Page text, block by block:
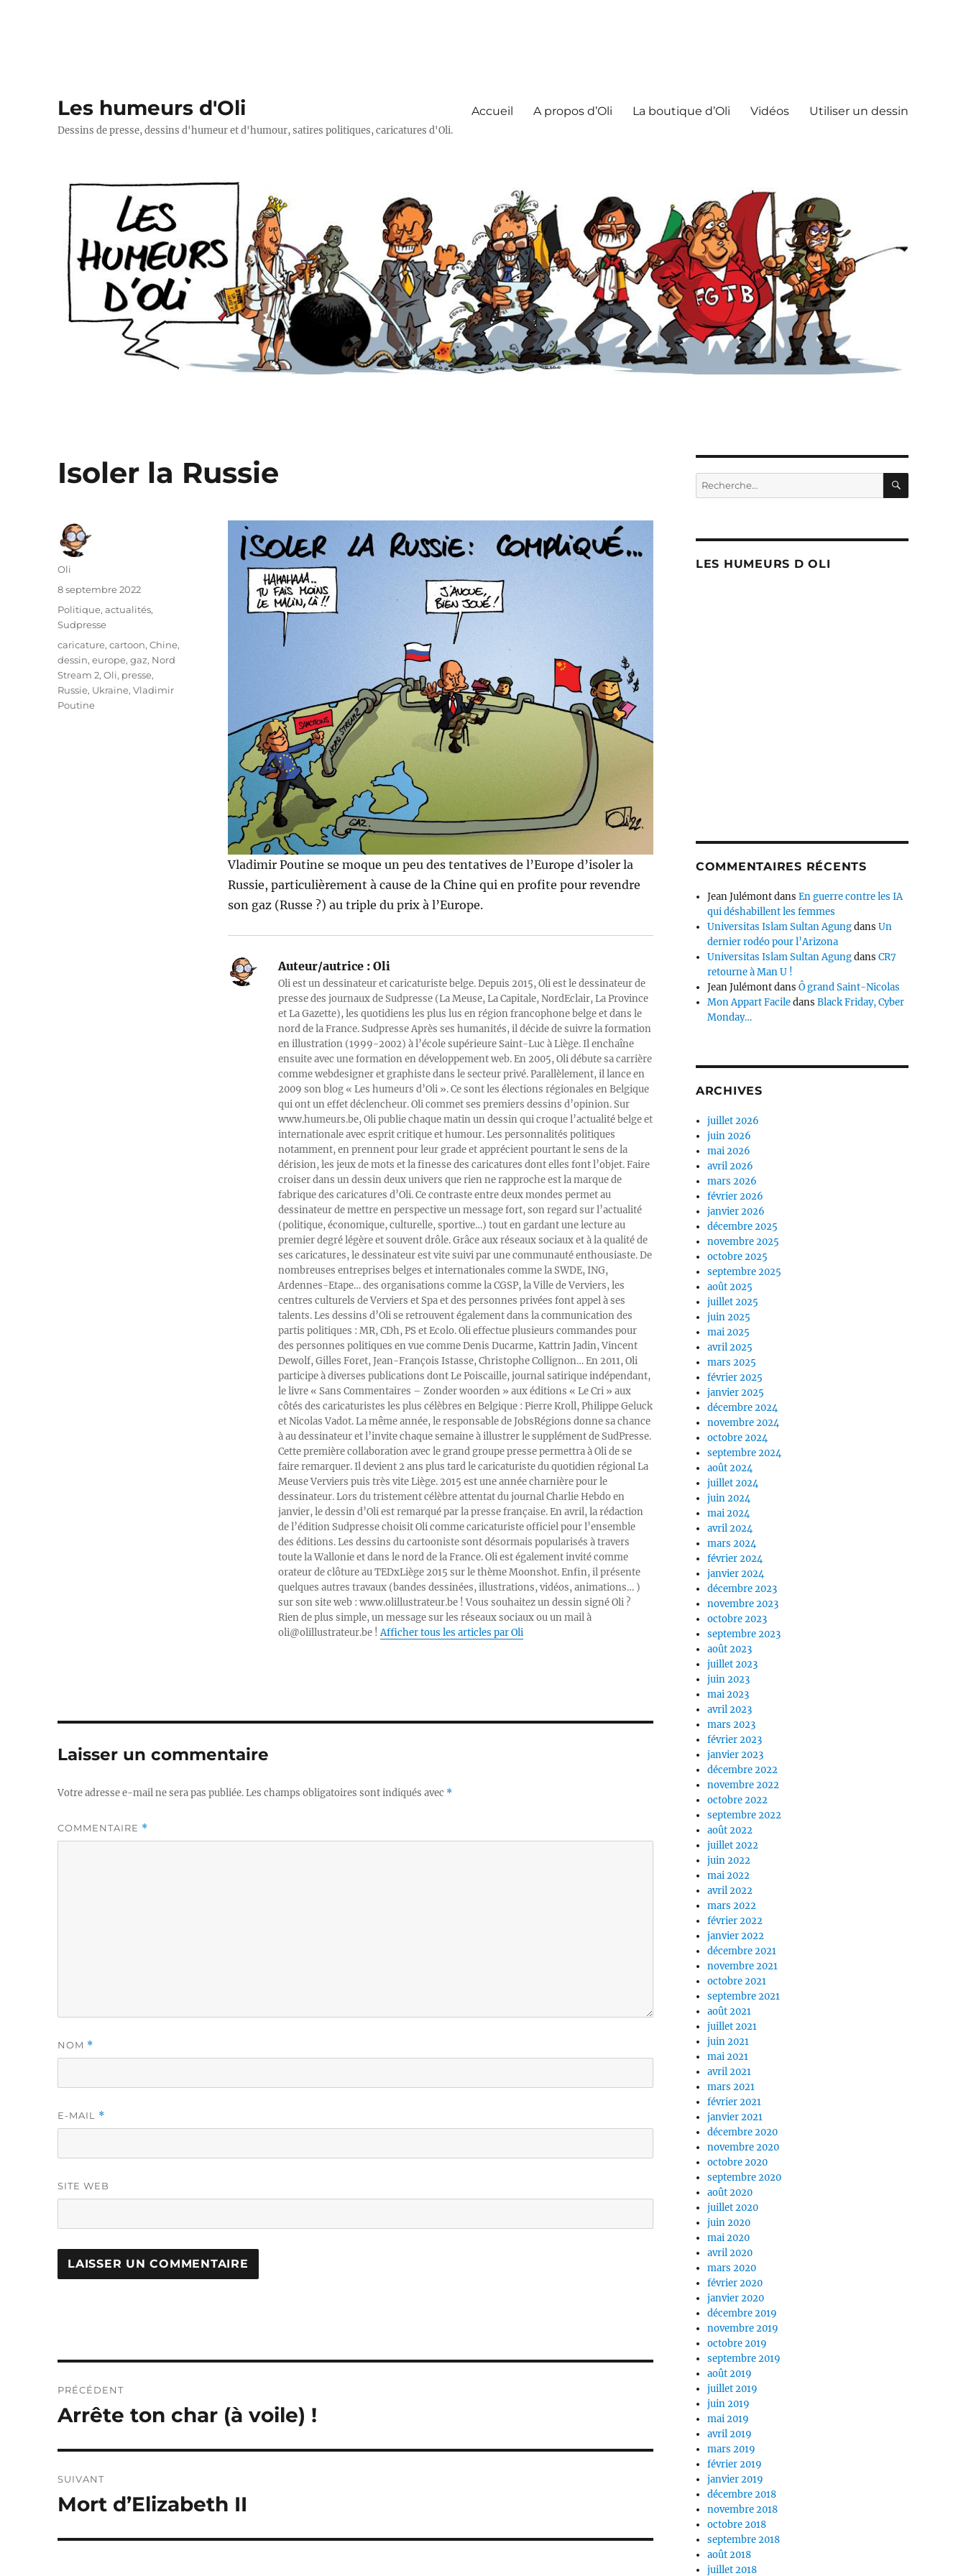
Les humeurs d'Oli
Dessins de presse, dessins d'humeur et d'humour, satires politiques, caricatures d'Oli.
Accueil A propos d’Oli La boutique d’Oli Vidéos Utiliser un dessin
Isoler la Russie
Vladimir Poutine se moque un peu des tentatives de l’Europe d’isoler la
Russie, particulièrement à cause de la Chine qui en profite pour revendre
son gaz (Russe ?) au triple du prix à l’Europe.
Auteur/autrice :Oli
Oli est un dessinateur et caricaturiste belge. Depuis 2015, Oli est le dessinateur de
presse des journaux de Sudpresse (La Meuse, La Capitale, NordEclair, La Province
et La Gazette), les quotidiens les plus lus en région francophone belge et dans le
nord de la France. Sudpresse Après ses humanités, il décide de suivre la formation
en illustration (1999-2002) à l’école supérieure Saint-Luc à Liège. Il enchaîne
ensuite avec une formation en développement web. En 2005, Oli débute sa carrière
comme webdesigner et graphiste dans le secteur privé. Parallèlement, il lance en
2009 son blog « Les humeurs d’Oli ». Ce sont les élections régionales en Belgique
qui ont un effet déclencheur. Oli commet ses premiers dessins d’opinion. Sur
www.humeurs.be, Oli publie chaque matin un dessin qui croque l’actualité belge et
internationale avec esprit critique et humour. Les personnalités politiques
notamment, en prennent pour leur grade et apprécient pourtant le sens de la
dérision, les jeux de mots et la finesse des caricatures dont elles font l’objet. Faire
croiser dans un dessin deux univers que rien ne rapproche est la marque de
fabrique des caricatures d’Oli. Ce contraste entre deux mondes permet au
dessinateur de mettre en perspective un message fort, son regard sur l’actualité
(politique, économique, culturelle, sportive…) tout en gardant une lecture au
premier degré légère et souvent drôle. Grâce aux réseaux sociaux et à la qualité de
ses caricatures, le dessinateur est vite suivi par une communauté enthousiaste. De
nombreuses entreprises belges et internationales comme la SWDE, ING,
Ardennes-Etape… des organisations comme la CGSP, la Ville de Verviers, les
centres culturels de Verviers et Spa et des personnes privées font appel à ses
talents. Les dessins d’Oli se retrouvent également dans la communication des
partis politiques : MR, CDh, PS et Ecolo. Oli effectue plusieurs commandes pour
des personnes politiques en vue comme Denis Ducarme, Kattrin Jadin, Vincent
Dewolf, Gilles Foret, Jean-François Istasse, Christophe Collignon… En 2011, Oli
participe à diverses publications dont Le Poiscaille, journal satirique indépendant,
le livre « Sans Commentaires – Zonder woorden » aux éditions « Le Cri » aux
côtés des caricaturistes les plus célèbres en Belgique : Pierre Kroll, Philippe Geluck
et Nicolas Vadot. La même année, le responsable de JobsRégions donne sa chance
à au dessinateur et l’invite chaque semaine à illustrer le supplément de SudPresse.
Cette première collaboration avec le grand groupe presse permettra à Oli de se
faire remarquer. Il devient 2 ans plus tard le caricaturiste du quotidien régional La
Meuse Verviers puis très vite Liège. 2015 est une année charnière pour le
dessinateur. Lors du tristement célèbre attentat du journal Charlie Hebdo en
janvier, le dessin d’Oli est remarqué par la presse française. En avril, la rédaction
de l’édition Sudpresse choisit Oli comme caricaturiste officiel pour l’ensemble
des éditions. Les dessins du cartooniste sont désormais popularisés à travers
toute la Wallonie et dans le nord de la France. Oli est également invité comme
orateur de clôture au TEDxLiège 2015 sur le thème Moonshot. Enfin, il présente
quelques autres travaux (bandes dessinées, illustrations, vidéos, animations… )
sur son site web : www.olillustrateur.be ! Vous souhaitez un dessin signé Oli ?
Rien de plus simple, un message sur les réseaux sociaux ou un mail à
oli@olillustrateur.be !Afficher tous les articles par Oli
Auteur
Oli
Publié
8 septembre 2022
Catégories
Politique, actualités,
Sudpresse
Étiquettes
caricature,cartoon,Chine,
dessin,europe,gaz, Nord
Stream 2,Oli, presse,
Russie, Ukraine,Vladimir
Poutine
Laisser un commentaire
Votre adresse e-mail ne sera pas publiée.Les champs obligatoires sont indiqués avec *
COMMENTAIRE *
NOM *
E-MAIL *
SITE WEB
de
PRÉCÉDENT
Publication
Arrête ton char (à voile) !
SUIVANT
Publication
Mort d’Elizabeth II
Recherche
pour :
LES HUMEURS D OLI
COMMENTAIRES RÉCENTS
Jean JulémontdansEn guerre contre les IA
qui déshabillent les femmes
Universitas Islam Sultan AgungdansUn
dernier rodéo pour l’Arizona
Universitas Islam Sultan AgungdansCR7
retourne à Man U !
Jean JulémontdansÔ grand Saint-Nicolas
Mon Appart FaciledansBlack Friday, Cyber
Monday…
ARCHIVES
juillet 2026
juin 2026
mai 2026
avril 2026
mars 2026
février 2026
janvier 2026
décembre 2025
novembre 2025
octobre 2025
septembre 2025
août 2025
juillet 2025
juin 2025
mai 2025
avril 2025
mars 2025
février 2025
janvier 2025
décembre 2024
novembre 2024
octobre 2024
septembre 2024
août 2024
juillet 2024
juin 2024
mai 2024
avril 2024
mars 2024
février 2024
janvier 2024
décembre 2023
novembre 2023
octobre 2023
septembre 2023
août 2023
juillet 2023
juin 2023
mai 2023
avril 2023
mars 2023
février 2023
janvier 2023
décembre 2022
novembre 2022
octobre 2022
septembre 2022
août 2022
juillet 2022
juin 2022
mai 2022
avril 2022
mars 2022
février 2022
janvier 2022
décembre 2021
novembre 2021
octobre 2021
septembre 2021
août 2021
juillet 2021
juin 2021
mai 2021
avril 2021
mars 2021
février 2021
janvier 2021
décembre 2020
novembre 2020
octobre 2020
septembre 2020
août 2020
juillet 2020
juin 2020
mai 2020
avril 2020
mars 2020
février 2020
janvier 2020
décembre 2019
novembre 2019
octobre 2019
septembre 2019
août 2019
juillet 2019
juin 2019
mai 2019
avril 2019
mars 2019
février 2019
janvier 2019
décembre 2018
novembre 2018
octobre 2018
septembre 2018
août 2018
juillet 2018